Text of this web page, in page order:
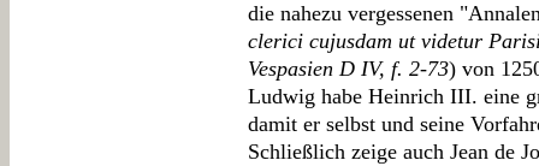
die nahezu vergessenen
clerici cujusdam ut videtur
Vespasien D IV, f. 2-73) von
Ludwig habe Heinrich III. eine
damit er selbst und seine
Schließlich zeige auch Jean de